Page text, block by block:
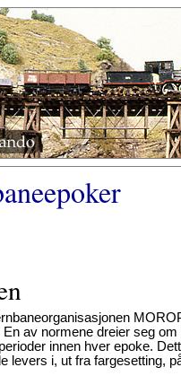
av normene dreier seg
innen hver epoke.
levers i, ut fra fargesetting,